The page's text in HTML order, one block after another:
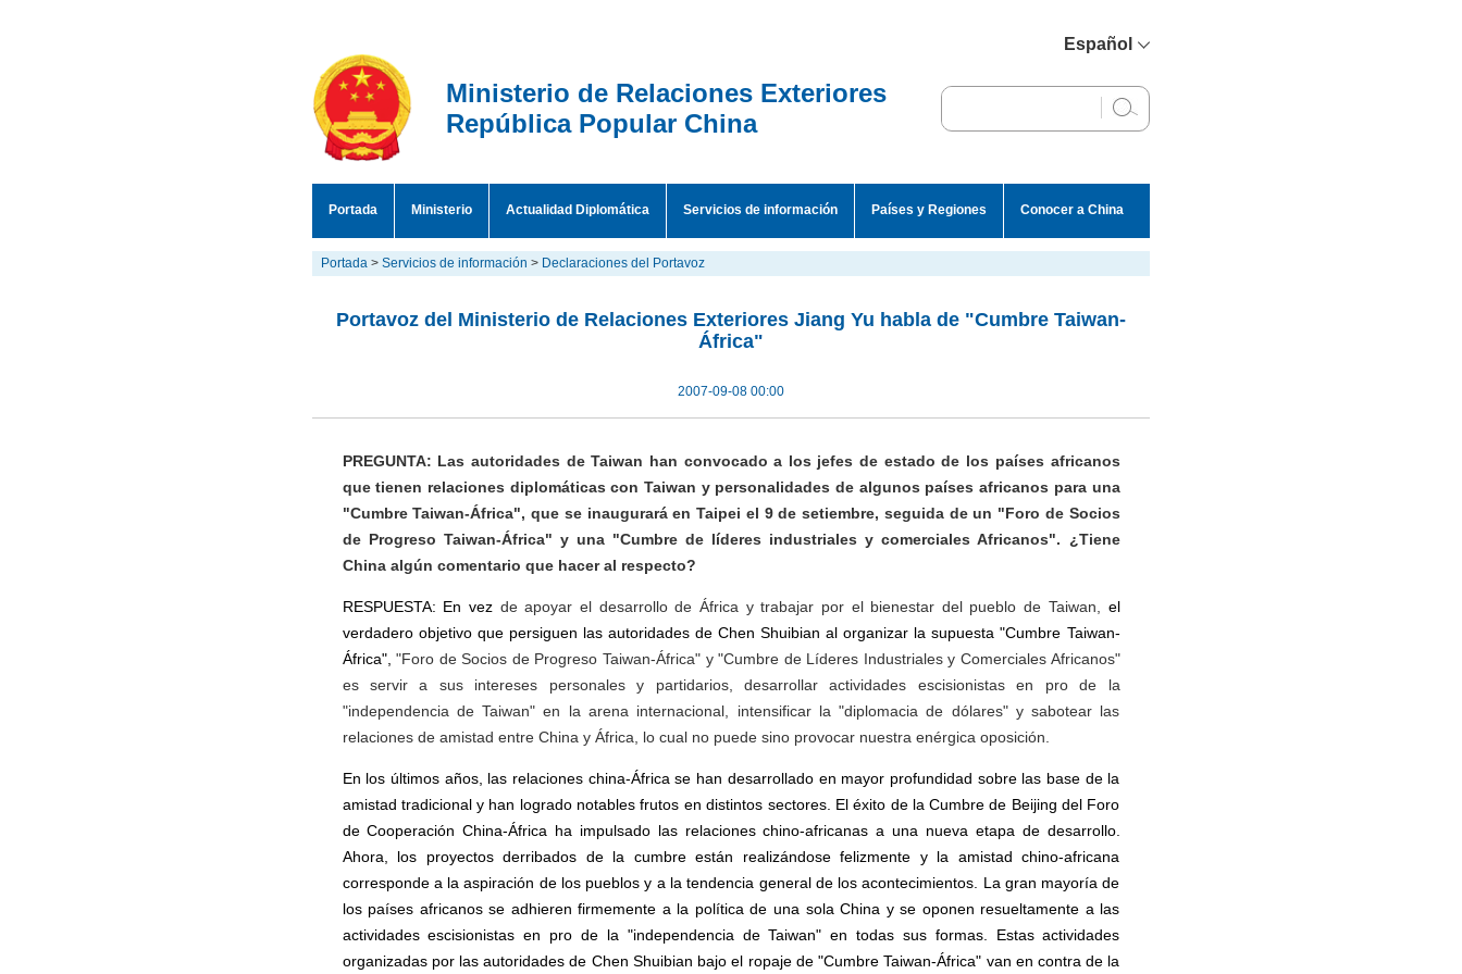
Español
English
Ministerio de Relaciones Exteriores
República Popular China
Portada Ministerio Actualidad Diplomática Servicios de información Países y Regiones Conocer a China
Portada > Servicios de información > Declaraciones del Portavoz
Portavoz del Ministerio de Relaciones Exteriores Jiang Yu habla de "Cumbre Taiwan-
África"
2007-09-08 00:00
PREGUNTA: Las autoridades de Taiwan han convocado a los jefes de estado de los países africanos
que tienen relaciones diplomáticas con Taiwan y personalidades de algunos países africanos para una
"Cumbre Taiwan-África", que se inaugurará en Taipei el 9 de setiembre, seguida de un "Foro de Socios
de Progreso Taiwan-África" y una "Cumbre de líderes industriales y comerciales Africanos". ¿Tiene
China algún comentario que hacer al respecto?
RESPUESTA: En vez de apoyar el desarrollo de África y trabajar por el bienestar del pueblo de Taiwan, el
verdadero objetivo que persiguen las autoridades de Chen Shuibian al organizar la supuesta "Cumbre Taiwan-
África","Foro de Socios de Progreso Taiwan-África" y "Cumbre de Líderes Industriales y Comerciales Africanos"
es servir a sus intereses personales y partidarios, desarrollar actividades escisionistas en pro de la
"independencia de Taiwan" en la arena internacional, intensificar la "diplomacia de dólares" y sabotear las
relaciones de amistad entre China y África, lo cual no puede sino provocar nuestra enérgica oposición.
En los últimos años, las relaciones china-África se han desarrollado en mayor profundidad sobre las base de la
amistad tradicional y han logrado notables frutos en distintos sectores. El éxito de la Cumbre de Beijing del Foro
de Cooperación China-África ha impulsado las relaciones chino-africanas a una nueva etapa de desarrollo.
Ahora, los proyectos derribados de la cumbre están realizándose felizmente y la amistad chino-africana
corresponde a la aspiración de los pueblos y a la tendencia general de los acontecimientos. La gran mayoría de
los países africanos se adhieren firmemente a la política de una sola China y se oponen resueltamente a las
actividades escisionistas en pro de la "independencia de Taiwan" en todas sus formas. Estas actividades
organizadas por las autoridades de Chen Shuibian bajo el ropaje de "Cumbre Taiwan-África" van en contra de la